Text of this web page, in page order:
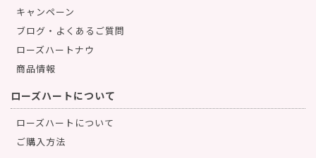
キャンペーン
ブログ・よくあるご質問
ローズハートナウ
商品情報
ローズハートについて
ローズハートについて
ご購入方法